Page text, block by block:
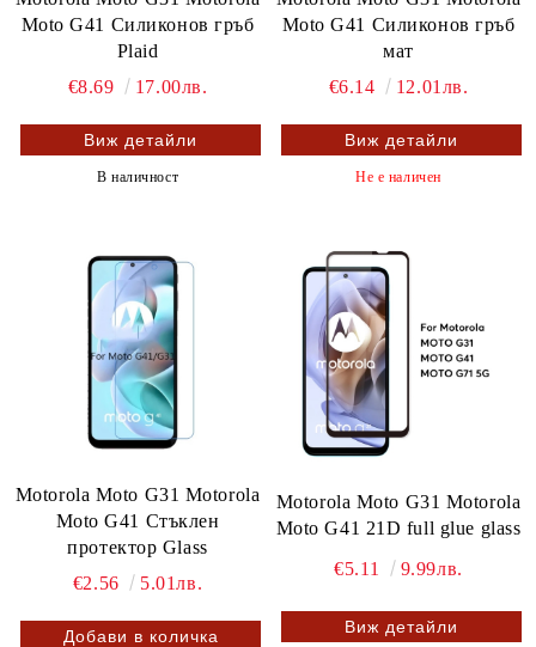
Moto G41 Силиконов гръб
Plaid
€8.69
17.00лв.
Виж детайли
В наличност
Moto G41 Силиконов гръб
мат
€6.14
12.01лв.
Виж детайли
Не е наличен
Motorola Moto G31 Motorola
Moto G41 Стъклен
протектор Glass
€2.56
5.01лв.
Motorola Moto G31 Motorola
Moto G41 21D full glue glass
€5.11
9.99лв.
Виж детайли